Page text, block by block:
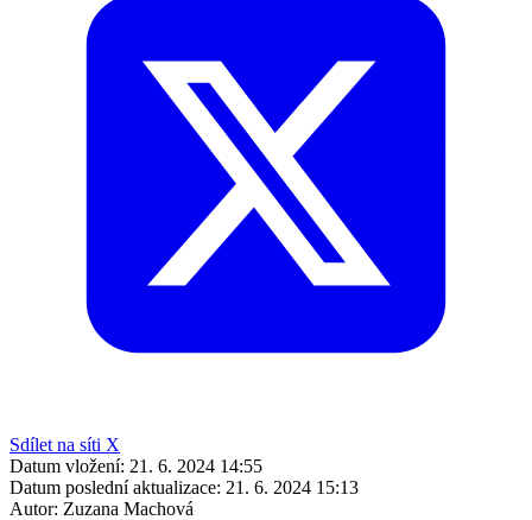
Sdílet na síti X
Datum vložení: 21. 6. 2024 14:55
Datum poslední aktualizace: 21. 6. 2024 15:13
Autor: Zuzana Machová